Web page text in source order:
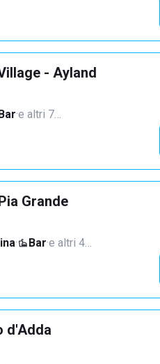
- Ayland
·e altri 7…
Grande
· Bar·e altri 4…
d'Adda